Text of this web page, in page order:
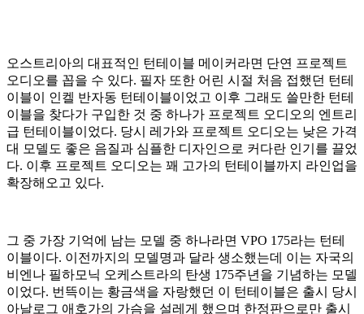
오스트리아의 대표적인 턴테이블 메이커라면 단연 프로젝트
오디오를 꼽을 수 있다. 필자 또한 어린 시절 처음 접했던 턴테
이블이 인켈 반자동 턴테이블이었고 이후 그래도 쓸만한 턴테
이블을 찾다가 구입한 것 중 하나가 프로젝트 오디오의 엔트리
급 턴테이블이었다. 당시 레가와 프로젝트 오디오는 낮은 가격
대 모델도 좋은 음질과 심플한 디자인으로 커다란 인기를 끌었
다. 이후 프로젝트 오디오는 꽤 고가의 턴테이블까지 라인업을
확장해오고 있다.
그 중 가장 기억에 남는 모델 중 하나라면 VPO 175라는 턴테
이블이다. 이전까지의 모델명과 달라 생소했는데 이는 자국의
비엔나 필하모닉 오케스트라의 탄생 175주년을 기념하는 모델
이었다. 번뜩이는 황금색을 자랑했던 이 턴테이블은 출시 당시
아날로그 애호가의 가슴을 설레게 했으며 한정판으로만 출시